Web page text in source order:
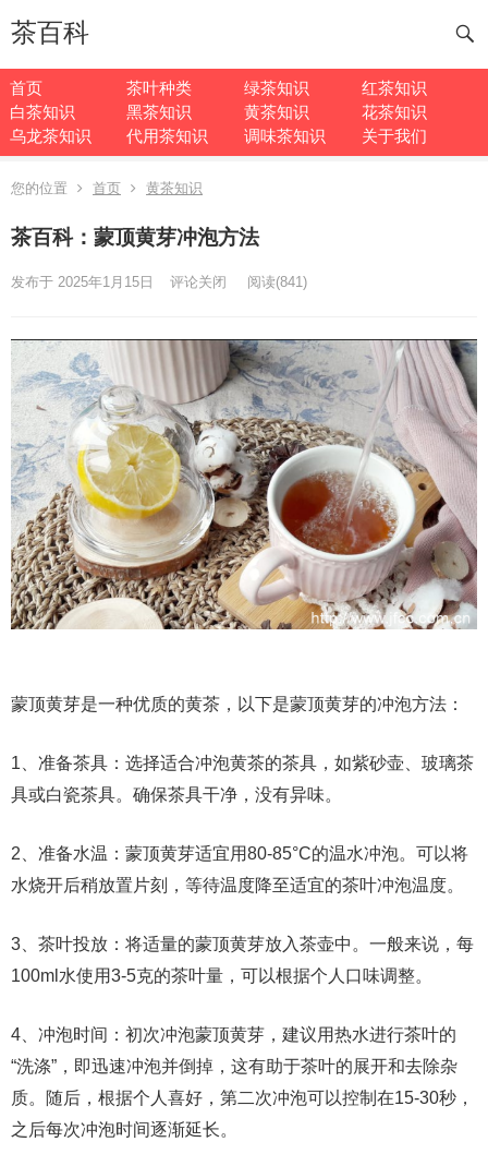
茶百科
首页 茶叶种类 绿茶知识
红茶知识
白茶知识
黑茶知识 黄茶知识
花茶知识
乌龙茶知识
代用茶知识 调味茶知识 关于我们
您的位置 首页 黄茶知识
茶百科：蒙顶黄芽冲泡方法
发布于 2025年1月15日 评论关闭 阅读(841)
蒙顶黄芽是一种优质的黄茶，以下是蒙顶黄芽的冲泡方法：
1、准备茶具：选择适合冲泡黄茶的茶具，如紫砂壶、玻璃茶
具或白瓷茶具。确保茶具干净，没有异味。
2、准备水温：蒙顶黄芽适宜用80-85°C的温水冲泡。可以将
水烧开后稍放置片刻，等待温度降至适宜的茶叶冲泡温度。
3、茶叶投放：将适量的蒙顶黄芽放入茶壶中。一般来说，每
100ml水使用3-5克的茶叶量，可以根据个人口味调整。
4、冲泡时间：初次冲泡蒙顶黄芽，建议用热水进行茶叶的
“洗涤”，即迅速冲泡并倒掉，这有助于茶叶的展开和去除杂
质。随后，根据个人喜好，第二次冲泡可以控制在15-30秒，
之后每次冲泡时间逐渐延长。